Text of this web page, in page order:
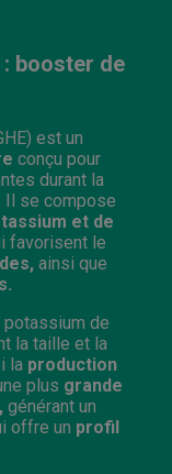
booster de
est un
conçu pour
durant la
Il se compose
et de
favorisent le
ainsi que
potassium de
la taille et la
la production
plus grande
générant un
offre un profil